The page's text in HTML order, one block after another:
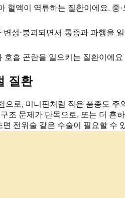
혈액이 역류하는 질환이에요. 중
성·붕괴되면서 통증과 파행을
호흡 곤란을 일으키는 질환이에요
질환
로, 미니핀처럼 작은 품종도
조 문제가 단독으로, 또는 더
전위술 같은 수술이 필요할